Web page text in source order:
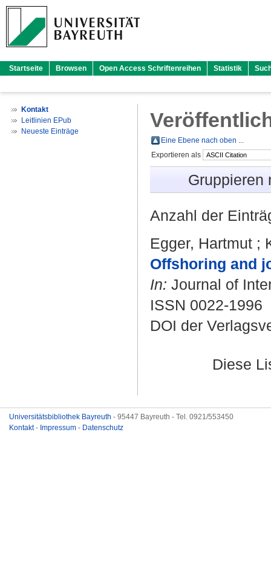
Startseite Browsen Open Access Schriftenreihen Statistik
Kontakt
Leitlinien EPub
Neueste Einträge
Eine Ebene nach oben ...
Exportieren als
Anzahl der
Egger, Hartmut ;
Offshoring and
In: Journal of
ISSN 0022-1996
DOI der
Diese
Universitätsbibliothek Bayreuth - 95447 Bayreuth - Tel. 0921/553450
Kontakt- Impressum - Datenschutz